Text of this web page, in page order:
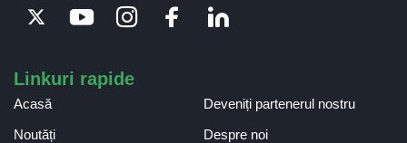
Linkuri rapide
Acasă
Deveniți partenerul nostru
Noutăți
Despre noi